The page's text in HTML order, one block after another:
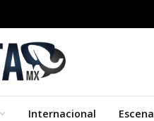
Internacional Escena